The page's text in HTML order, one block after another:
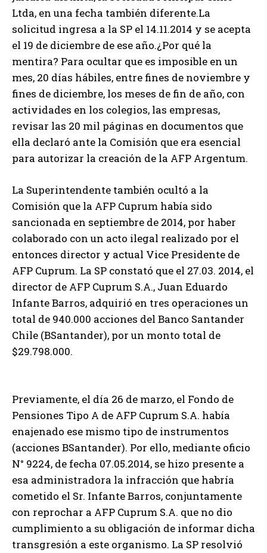
Ltda, en una fecha también diferente.La
solicitud ingresa a la SP el 14.11.2014 y se acepta
el 19 de diciembre de ese año.¿Por qué la
mentira? Para ocultar que es imposible en un
mes, 20 días hábiles, entre fines de noviembre y
fines de diciembre, los meses de fin de año, con
actividades en los colegios, las empresas,
revisar las 20 mil páginas en documentos que
ella declaró ante la Comisión que era esencial
para autorizar la creación de la AFP Argentum.
La Superintendente también ocultó a la
Comisión que la AFP Cuprum había sido
sancionada en septiembre de 2014, por haber
colaborado con un acto ilegal realizado por el
entonces director y actual Vice Presidente de
AFP Cuprum. La SP constató que el 27.03. 2014, el
director de AFP Cuprum S.A., Juan Eduardo
Infante Barros, adquirió en tres operaciones un
total de 940.000 acciones del Banco Santander
Chile (BSantander), por un monto total de
$29.798.000.
Previamente, el día 26 de marzo, el Fondo de
Pensiones Tipo A de AFP Cuprum S.A. había
enajenado ese mismo tipo de instrumentos
(acciones BSantander). Por ello, mediante oficio
N° 9224, de fecha 07.05.2014, se hizo presente a
esa administradora la infracción que habría
cometido el Sr. Infante Barros, conjuntamente
con reprochar a AFP Cuprum S.A. que no dio
cumplimiento a su obligación de informar dicha
transgresión a este organismo. La SP resolvió